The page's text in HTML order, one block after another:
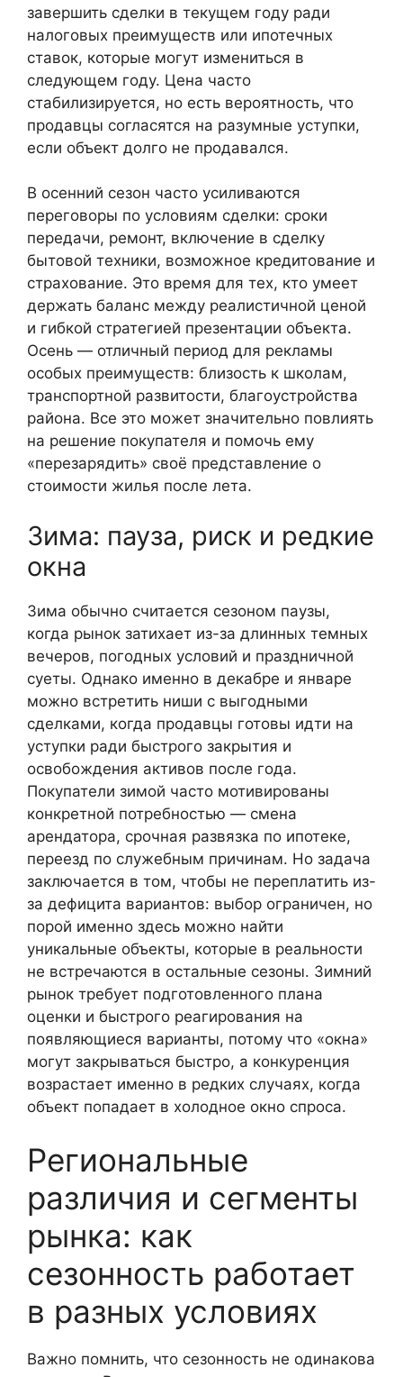
завершить сделки в текущем году ради
налоговых преимуществ или ипотечных
ставок, которые могут измениться в
следующем году. Цена часто
стабилизируется, но есть вероятность, что
продавцы согласятся на разумные уступки,
если объект долго не продавался.
В осенний сезон часто усиливаются
переговоры по условиям сделки: сроки
передачи, ремонт, включение в сделку
бытовой техники, возможное кредитование и
страхование. Это время для тех, кто умеет
держать баланс между реалистичной ценой
и гибкой стратегией презентации объекта.
Осень — отличный период для рекламы
особых преимуществ: близость к школам,
транспортной развитости, благоустройства
района. Все это может значительно повлиять
на решение покупателя и помочь ему
«перезарядить» своё представление о
стоимости жилья после лета.
Зима: пауза, риск и редкие
окна
Зима обычно считается сезоном паузы,
когда рынок затихает из-за длинных темных
вечеров, погодных условий и праздничной
суеты. Однако именно в декабре и январе
можно встретить ниши с выгодными
сделками, когда продавцы готовы идти на
уступки ради быстрого закрытия и
освобождения активов после года.
Покупатели зимой часто мотивированы
конкретной потребностью — смена
арендатора, срочная развязка по ипотеке,
переезд по служебным причинам. Но задача
заключается в том, чтобы не переплатить из-
за дефицита вариантов: выбор ограничен, но
порой именно здесь можно найти
уникальные объекты, которые в реальности
не встречаются в остальные сезоны. Зимний
рынок требует подготовленного плана
оценки и быстрого реагирования на
появляющиеся варианты, потому что «окна»
могут закрываться быстро, а конкуренция
возрастает именно в редких случаях, когда
объект попадает в холодное окно спроса.
Региональные
различия и сегменты
рынка: как
сезонность работает
в разных условиях
Важно помнить, что сезонность не одинакова